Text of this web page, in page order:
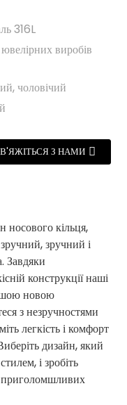
316L
виробів
чоловічий
З НАМИ
носового кільця,
зручний і
Завдяки
конструкції наші
новою
з незручностями
легкість і комфорт
дизайн, який
і зробіть
приголомшливих